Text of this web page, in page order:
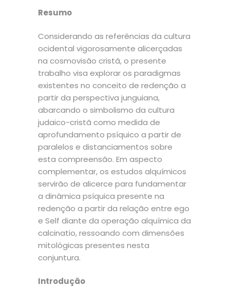
Resumo
Considerando as referências da cultura
ocidental vigorosamente alicerçadas
na cosmovisão cristã, o presente
trabalho visa explorar os paradigmas
existentes no conceito de redenção a
partir da perspectiva junguiana,
abarcando o simbolismo da cultura
judaico-cristã como medida de
aprofundamento psíquico a partir de
paralelos e distanciamentos sobre
esta compreensão. Em aspecto
complementar, os estudos alquímicos
servirão de alicerce para fundamentar
a dinâmica psíquica presente na
redenção a partir da relação entre ego
e Self diante da operação alquímica da
calcinatio, ressoando com dimensões
mitológicas presentes nesta
conjuntura.
Introdução